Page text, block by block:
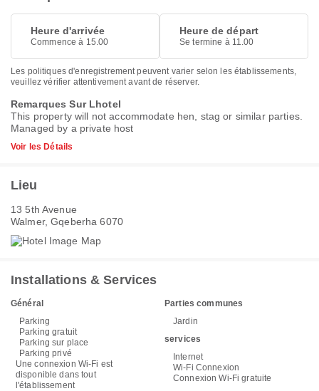
Heure d'arrivée
Commence à 15.00
Heure de départ
Se termine à 11.00
Les politiques d'enregistrement peuvent varier selon les établissements,
veuillez vérifier attentivement avant de réserver.
Remarques Sur Lhotel
This property will not accommodate hen, stag or similar parties.
Managed by a private host
Voir les Détails
Lieu
13 5th Avenue
Walmer, Gqeberha 6070
Installations & Services
Général
Parking
Parking gratuit
Parking sur place
Parking privé
Une connexion Wi-Fi est
disponible dans tout
l'établissement
Parties communes
Jardin
services
Internet
Wi-Fi Connexion
Connexion Wi-Fi gratuite